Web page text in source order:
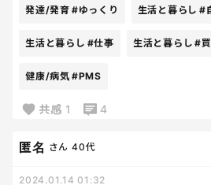
道の真ん中にあるガードレール
って何度も言っても子どもは足
と…バランスを崩し、ゆっくり
もう最悪ですよ。
発達/発育 #ゆっくり 生活と暮らし #
生活と暮らし #仕事 生活と暮らし #
健康/病気 #PMS
共感 1 4
匿名 さん 40代
2024.01.14 01:32